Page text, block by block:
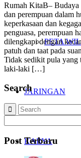
PETA
JARINGAN
KARYA
Rumah KitaB– Budaya
dan perempuan dalam
keperkasaan dan
penguasa, perempuan
dilengkapi dengan
patuh dan taat pada
Tidak sedikit pula yang
laki-laki […]
Search
Post Terbaru